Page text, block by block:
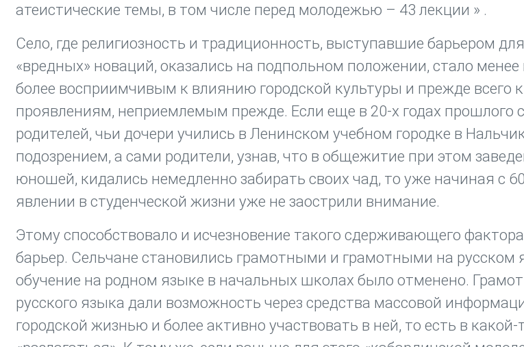
атеистические темы, в том числе перед молодежью – 43 лекции » .
Село, где религиозность и традиционность, выступавшие барьером
«вредных» новаций, оказались на подпольном положении, стало
более восприимчивым к влиянию городской культуры и прежде всего
проявлениям, неприемлемым прежде. Если еще в 20-х годах прошлого
родителей, чьи дочери учились в Ленинском учебном городке в
подозрением, а сами родители, узнав, что в общежитие при этом
юношей, кидались немедленно забирать своих чад, то уже начиная с
явлении в студенческой жизни уже не заострили внимание.
Этому способствовало и исчезновение такого сдерживающего
барьер. Сельчане становились грамотными и грамотными на русском
обучение на родном языке в начальных школах было отменено.
русского языка дали возможность через средства массовой
городской жизнью и более активно участвовать в ней, то есть в какой-